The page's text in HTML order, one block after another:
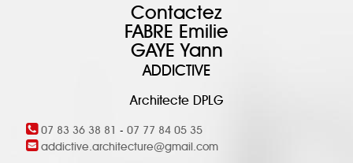
Contactez
FABRE Emilie
GAYE Yann
ADDICTIVE
Architecte DPLG
07 83 36 38 81 - 07 77 84 05 35
addictive.architecture@gmail.com